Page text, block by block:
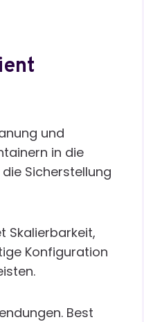
und
in die
Sicherstellung
Skalierbarkeit,
Konfiguration
Best